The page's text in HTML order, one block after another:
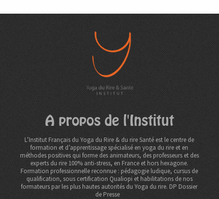
A propos de l'Institut
L’Institut Français du Yoga du Rire & du rire Santé est le centre de
formation et d’apprentissage spécialisé en yoga du rire et en
méthodes positives qui forme des animateurs, des professeurs et des
experts du rire 100% anti-stress, en France et hors hexagone.
Formation professionnelle reconnue : pédagogie ludique, cursus de
qualification, sous certification Qualiopi et habilitations de nos
formateurs par les plus hautes autorités du Yoga du rire. DPDossier
de Presse